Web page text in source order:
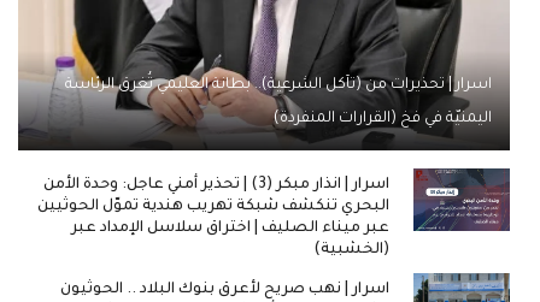
اسرار | تحذيرات من (تآكل الشرعية).. بطانة العليمي تُغرق الرئاسة
اليمنيّة في فخ (القرارات المنفردة)
اسرار | انذار مبكر (3) | تحذير أمني عاجل: وحدة الأمن
البحري تنكشف شبكة تهريب هندية تموّل الحوثيين
عبر ميناء الصليف | اختراق سلاسل الإمداد عبر
(الخشبية)
اسرار | نهب صريح لأعرق بنوك البلاد .. الحوثيون